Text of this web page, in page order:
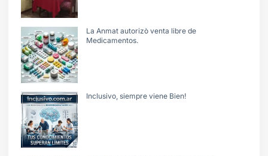
La Anmat autorizò venta libre de
Medicamentos.
Inclusivo, siempre viene Bien!